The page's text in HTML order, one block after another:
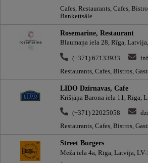
Cafes, Restaurants, Cafes,
Bankettsäle
Rosemarine, Restaurant
Blaumaņa iela 28, Rīga,
(+371) 67133933
Restaurants, Cafes, Bistros,
LIDO Dzirnavas, Cafe
Krišjāņa Barona iela 11, Rīga,
(+371) 22025058
Restaurants, Cafes, Bistros,
Street Burgers
Meža iela 4a, Rīga, Latvija, LV-